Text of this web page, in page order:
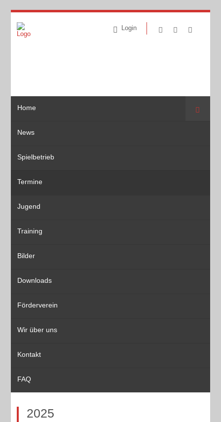
Login
Home
News
Spielbetrieb
Termine
Jugend
Training
Bilder
Downloads
Förderverein
Wir über uns
Kontakt
FAQ
Suche
2025